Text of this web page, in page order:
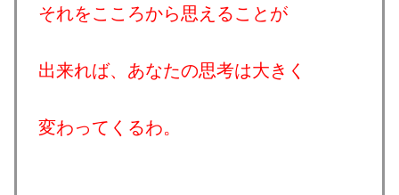
それをこころから思えることが
出来れば、あなたの思考は大きく
変わってくるわ。